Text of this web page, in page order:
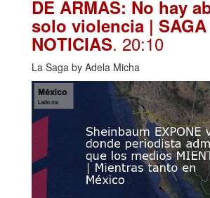
DE ARMAS: No hay
solo violencia | SAGA
NOTICIAS. 20:10
La Saga by Adela Micha